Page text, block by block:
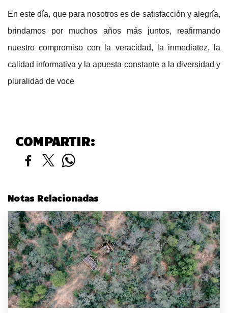
En este día, que para nosotros es de satisfacción y alegría,
brindamos por muchos años más juntos, reafirmando
nuestro compromiso con la veracidad, la inmediatez, la
calidad informativa y la apuesta constante a la diversidad y
pluralidad de voce
COMPARTIR:
Notas Relacionadas